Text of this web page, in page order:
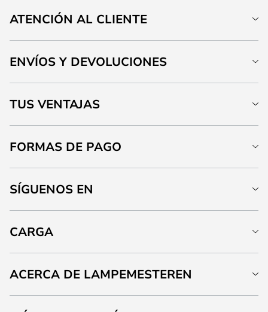
ATENCIÓN AL CLIENTE
ENVÍOS Y DEVOLUCIONES
TUS VENTAJAS
FORMAS DE PAGO
SÍGUENOS EN
CARGA
ACERCA DE LAMPEMESTEREN